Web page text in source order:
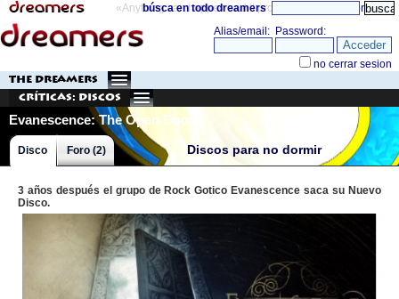
«Anything can happen and it probably will» directorio
búsca en todo dreamers
THE DREAMERS
Críticas: Discos
Evanescence: The Open Door
Discos para no dormir
Disco Foro (2)
3 años después el grupo de Rock Gotico Evanescence saca su Nuevo
Disco.